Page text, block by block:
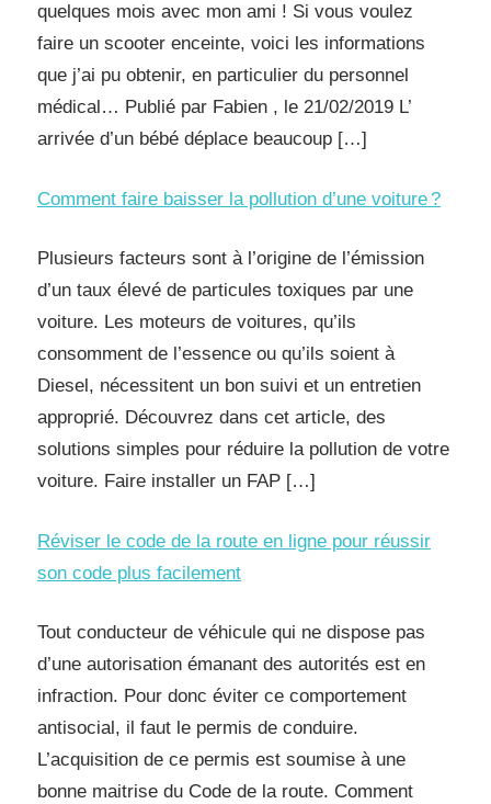
quelques mois avec mon ami ! Si vous voulez
faire un scooter enceinte, voici les informations
que j’ai pu obtenir, en particulier du personnel
médical… Publié par Fabien , le 21/02/2019 L’
arrivée d’un bébé déplace beaucoup […]
Comment faire baisser la pollution d’une voiture ?
Plusieurs facteurs sont à l’origine de l’émission
d’un taux élevé de particules toxiques par une
voiture. Les moteurs de voitures, qu’ils
consomment de l’essence ou qu’ils soient à
Diesel, nécessitent un bon suivi et un entretien
approprié. Découvrez dans cet article, des
solutions simples pour réduire la pollution de votre
voiture. Faire installer un FAP […]
Réviser le code de la route en ligne pour réussir
son code plus facilement
Tout conducteur de véhicule qui ne dispose pas
d’une autorisation émanant des autorités est en
infraction. Pour donc éviter ce comportement
antisocial, il faut le permis de conduire.
L’acquisition de ce permis est soumise à une
bonne maitrise du Code de la route. Comment